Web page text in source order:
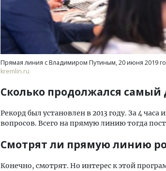
Прямая линия с Владимиром Путиным, 20 июня 2019
kremlin.ru
Сколько продолжался
Рекорд был установлен в 2013 году. За 4
вопросов. Всего на прямую линию тогда
Смотрят ли прямую линию
Конечно, смотрят. Но интерес к этой